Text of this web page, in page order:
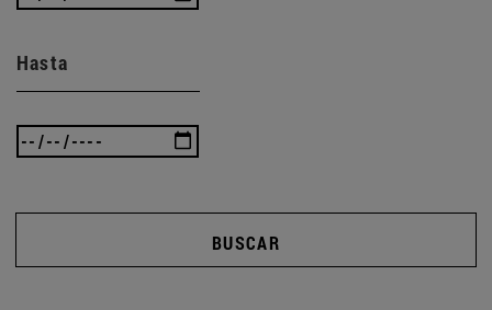
Hasta
BUSCAR